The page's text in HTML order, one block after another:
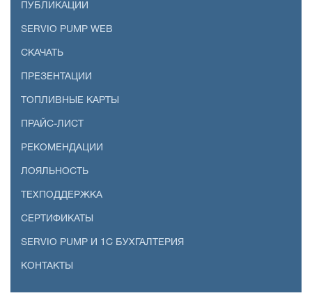
ПУБЛИКАЦИИ
SERVIO PUMP WEB
СКАЧАТЬ
ПРЕЗЕНТАЦИИ
ТОПЛИВНЫЕ КАРТЫ
ПРАЙС-ЛИСТ
РЕКОМЕНДАЦИИ
ЛОЯЛЬНОСТЬ
ТЕХПОДДЕРЖКА
СЕРТИФИКАТЫ
SERVIO PUMP И 1С БУХГАЛТЕРИЯ
КОНТАКТЫ